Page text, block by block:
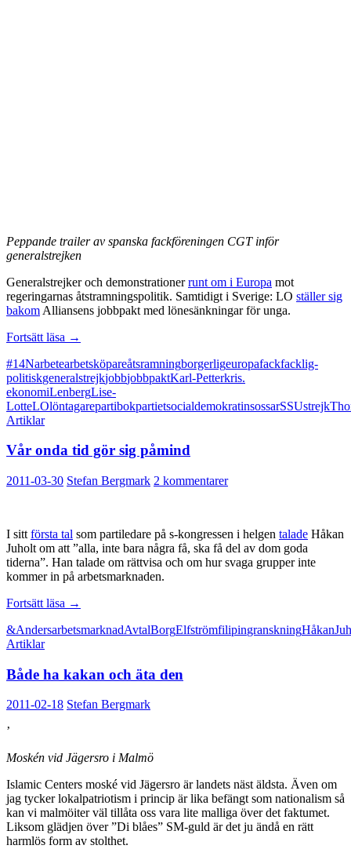
Peppande trailer av spanska fackföreningen CGT inför
generalstrejken
Generalstrejker och demonstrationerrunt om i Europa mot
regeringarnas åtstramningspolitik. Samtidigt i Sverige: LO ställer sig
bakom Alliansens jobbpakt med lönesänkningar för unga.
Fortsätt läsa Facklig-
samverkan
→
#14Narbetearbetsköpareåtsramningborgerligeuropafackfacklig-
politiskgeneralstrejkjobbjobbpaktKarl-Petterkris.
ekonomiLenbergLise-
LotteLOlöntagarepartibokpartietsocialdemokratinsossarSSUstrejk
Artiklar
Vår onda tid gör sig påmind
2011-03-30 Stefan Bergmark 2 kommentarer
I sitt första tal som partiledare på s-kongressen i helgen talade Håkan
Juholt om att ”alla, inte bara några få, ska få del av dom goda
tiderna”. Han talade om rättvisa och om hur svaga grupper inte
kommer in på arbetsmarknaden.
Fortsätt läsa Vår
tid
påmind
→
&AndersarbetsmarknadAvtalBorgElfströmfilipingranskningHåkan
Artiklar
Både ha kakan och äta den
2011-02-18 Stefan Bergmark
’
Moskén vid Jägersro i Malmö
Islamic Centers moské vid Jägersro är landets näst äldsta. Även om
jag tycker lokalpatriotism i princip är lika befängt som nationalism så
kan vi malmöiter väl tillåta oss vara lite malliga över det faktumet.
Liksom glädjen över ”Di blåes” SM-guld är det ju ändå en rätt
harmlös form av stolthet.